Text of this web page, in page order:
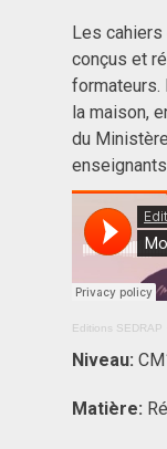
Les cahiers
conçus et
formateurs.
la maison,
du
Editions SEDRAP
Niveau:
Matière: